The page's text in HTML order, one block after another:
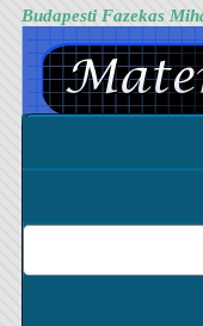
Budapesti Fazekas